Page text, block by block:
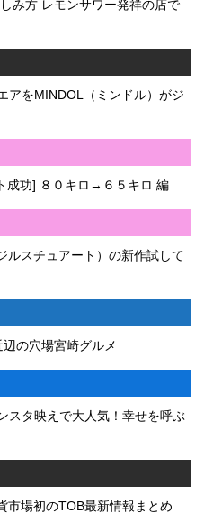
み方 レモンサワー発祥の店で
アをMINDOL（ミンドル）がジ
成功] ８０キロ→６５キロ 編
スチュアート）の新作試して
の穴場宮崎グルメ
スタ映えで大人気！幸せを呼ぶ
市場初のTOB最新情報まとめ